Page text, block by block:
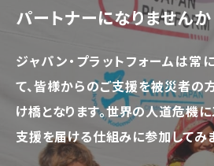
パートナーになりませんか
ジャパン・プラットフォームは
て、皆様からのご支援を被災者の
け橋となります。世界の人道危機に
支援を届ける仕組みに参加してみ